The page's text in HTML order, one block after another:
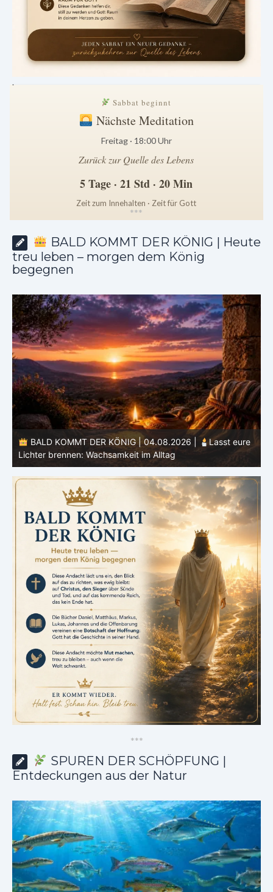
.
Sabbat beginnt
Nächste Meditation
Freitag · 18:00 Uhr
Zurück zur Quelle des Lebens
5 Tage · 21 Std · 20 Min
Zeit zum Innehalten · Zeit für Gott
***
BALD KOMMT DER KÖNIG | Heute
treu leben – morgen dem König
begegnen
Lasst eure BALD KOMMT DER KÖNIG | 03.08.2026 |
Ein
Herz: Heiligung beginnt im Inneren
***
SPUREN DER SCHÖPFUNG |
Entdeckungen aus der Natur